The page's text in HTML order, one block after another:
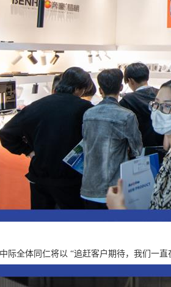
际全体同仁将以 “追赶客户期待，我们一